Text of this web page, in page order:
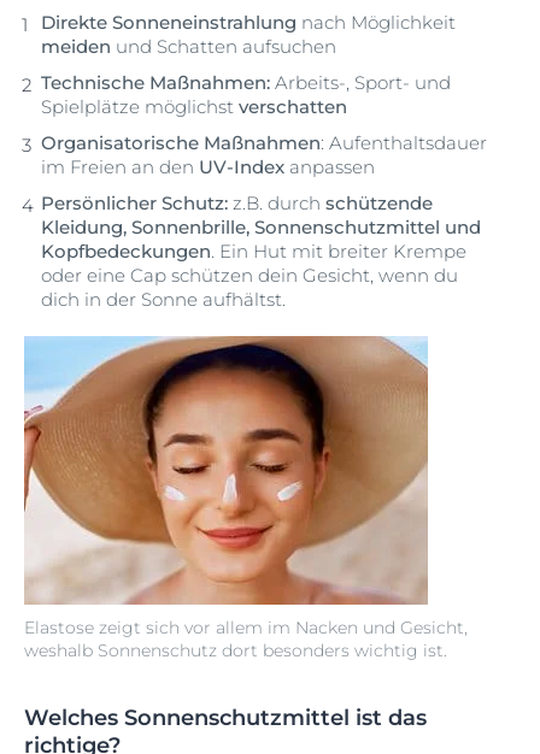
Elastose zeigt sich vor allem im Nacken und Gesicht,
weshalb Sonnenschutz dort besonders wichtig ist.
Direkte Sonneneinstrahlung nach Möglichkeit
meiden und Schatten aufsuchen
Technische Maßnahmen: Arbeits-, Sport- und
Spielplätze möglichst verschatten
Organisatorische Maßnahmen: Aufenthaltsdauer
im Freien an den UV-Index anpassen
Persönlicher Schutz: z.B. durch schützende
Kleidung, Sonnenbrille, Sonnenschutzmittel und
Kopfbedeckungen. Ein Hut mit breiter Krempe
oder eine Cap schützen dein Gesicht, wenn du
dich in der Sonne aufhältst.
Welches Sonnenschutzmittel ist das
richtige?